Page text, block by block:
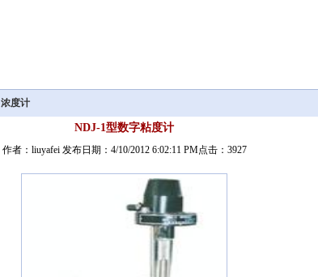
浓度计
NDJ-1型数字粘度计
作者：liuyafei 发布日期：4/10/2012 6:02:11 PM点击：3927